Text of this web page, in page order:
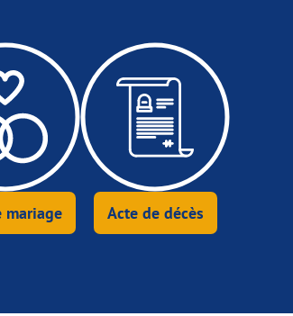
mariage Acte de décès